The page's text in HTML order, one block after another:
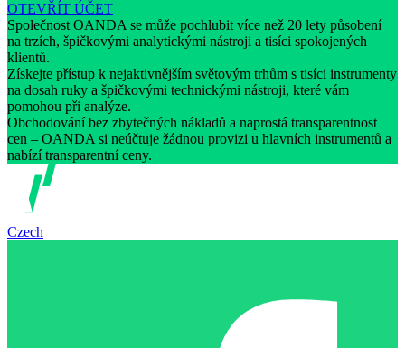
OTEVŘÍT ÚČET
Společnost OANDA se může pochlubit více než 20 lety působení
na trzích, špičkovými analytickými nástroji a tisíci spokojených
klientů.
Získejte přístup k nejaktivnějším světovým trhům s tisíci instrumenty
na dosah ruky a špičkovými technickými nástroji, které vám
pomohou při analýze.
Obchodování bez zbytečných nákladů a naprostá transparentnost
cen – OANDA si neúčtuje žádnou provizi u hlavních instrumentů a
nabízí transparentní ceny.
Czech